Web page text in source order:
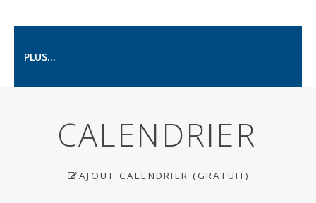
PLUS...
CALENDRIER
AJOUT CALENDRIER (GRATUIT)